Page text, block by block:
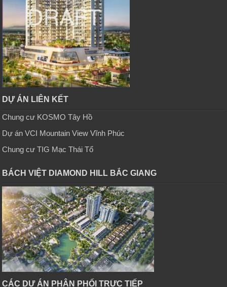
DỰ ÁN LIÊN KẾT
Chung cư KOSMO Tây Hồ
Dự án VCI Mountain View Vĩnh Phúc
Chung cư TIG Mạc Thái Tổ
BÁCH VIỆT DIAMOND HILL BẮC GIANG
CÁC DỰ ÁN PHÂN PHỐI TRỰC TIẾP